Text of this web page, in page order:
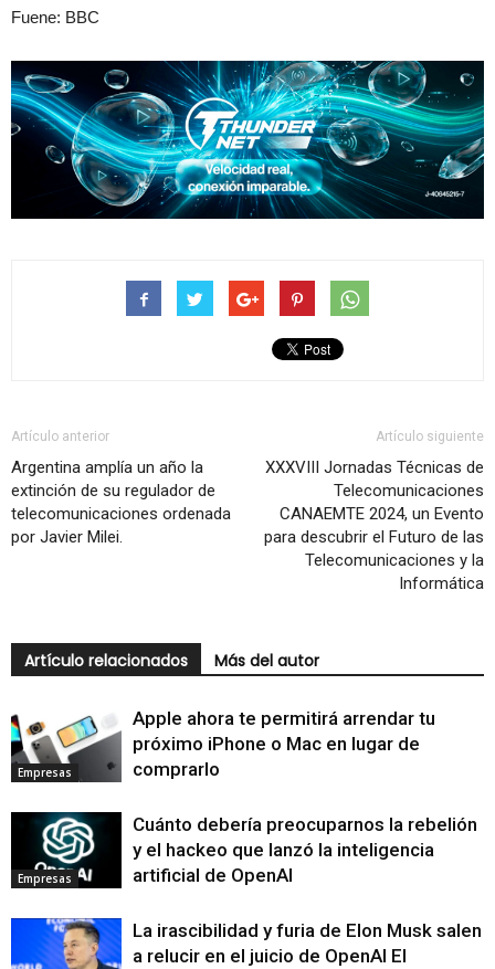
Fuene: BBC
Artículo anterior
Argentina amplía un año la
extinción de su regulador de
telecomunicaciones ordenada
por Javier Milei.
Artículo siguiente
XXXVIII Jornadas Técnicas de
Telecomunicaciones
CANAEMTE 2024, un Evento
para descubrir el Futuro de las
Telecomunicaciones y la
Informática
Artículo relacionados Más del autor
Empresas
Apple ahora te permitirá arrendar tu
próximo iPhone o Mac en lugar de
comprarlo
Empresas
Cuánto debería preocuparnos la rebelión
y el hackeo que lanzó la inteligencia
artificial de OpenAI
La irascibilidad y furia de Elon Musk salen
a relucir en el juicio de OpenAI El